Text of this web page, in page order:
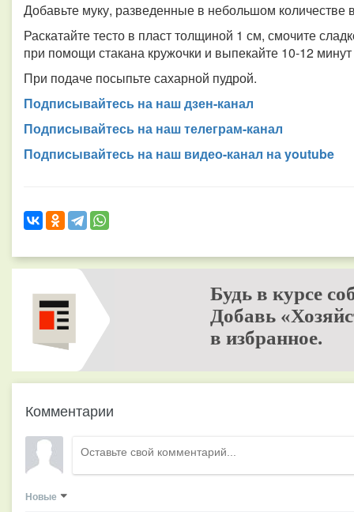
Добавьте муку, разведенные в небольшом количестве
Раскатайте тесто в пласт толщиной 1 см, смочите
при помощи стакана кружочки и выпекайте 10-12
При подаче посыпьте сахарной пудрой.
Подписывайтесь на наш дзен-канал
Подписывайтесь на наш телеграм-канал
Подписывайтесь на наш видео-канал на youtube
Будь в курсе
Добавь
в избранное.
Комментарии
Новые